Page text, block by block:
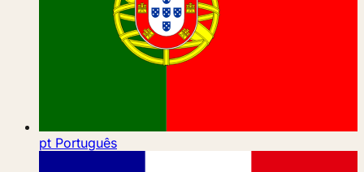
pt Português